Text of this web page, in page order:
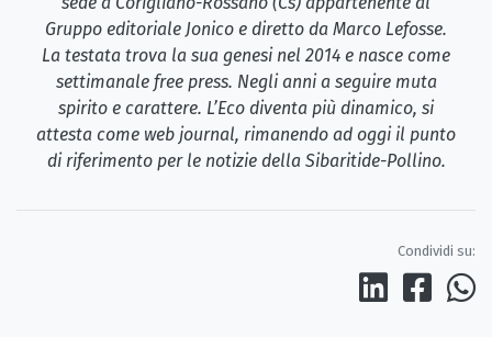
Gruppo editoriale Jonico e diretto da Marco Lefosse.
La testata trova la sua genesi nel 2014 e nasce come
settimanale free press. Negli anni a seguire muta
spirito e carattere. L’Eco diventa più dinamico, si
attesta come web journal, rimanendo ad oggi il punto
di riferimento per le notizie della Sibaritide-Pollino.
Condividi su: